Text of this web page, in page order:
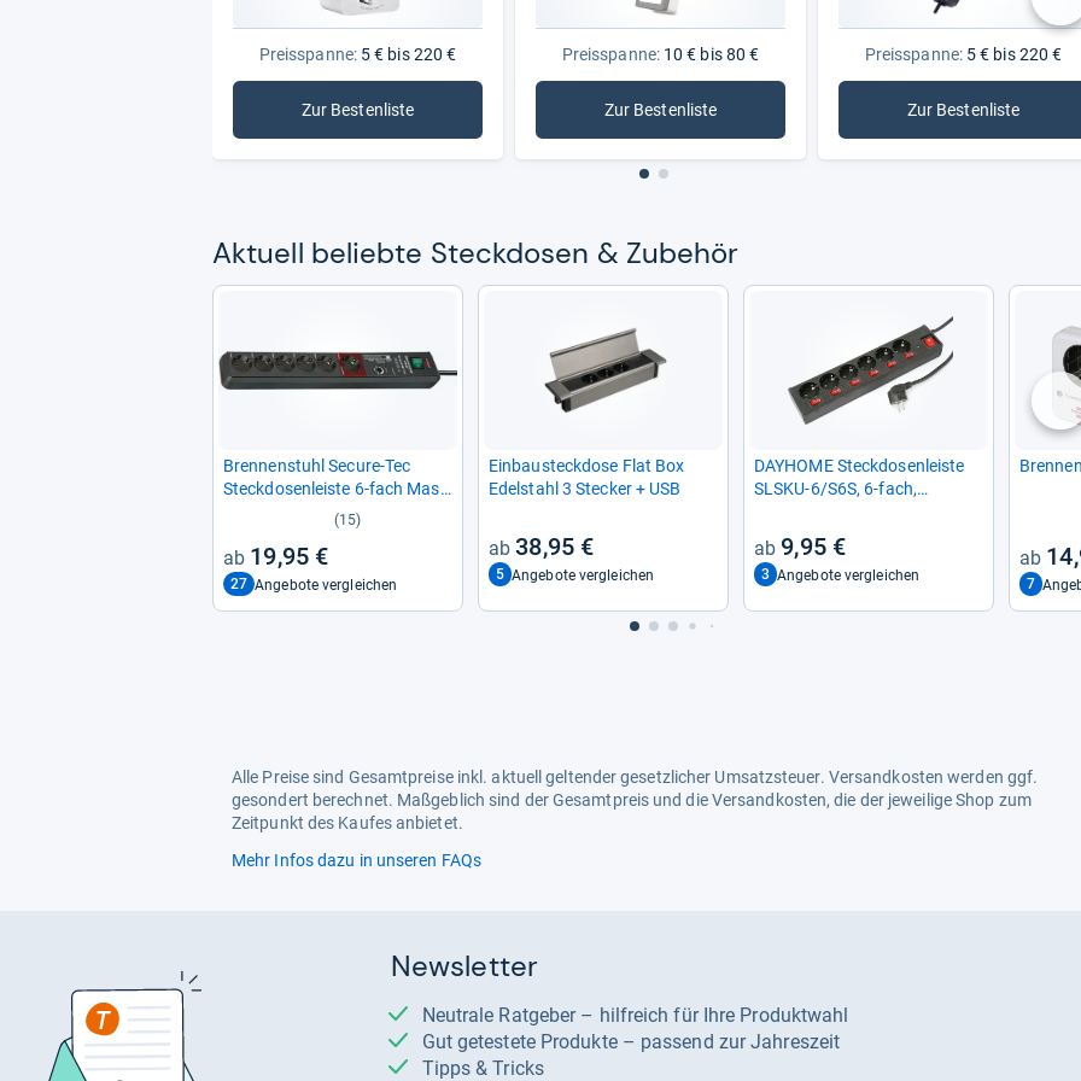
Preisspanne:5 € bis 220 €
Zur Bestenliste: Steckdosen & Zubehör
Preisspanne:10 € bis 80 €
Zur Bestenliste: Smarte Steckdosen
Preisspanne:5 € bis 220 €
Zur Bestenliste
:
Aktu­ell beliebte Steck­do­sen & Zube­hör
Bren­nen­stuhl Secure-​Tec
Steck­do­sen­leiste 6-​fach Mas­
(15)
19,95 €
27 Angebote vergleichen
Ein­bau­steck­dose Flat Box
Edel­stahl 3 Ste­cker + USB
38,95 €
5 Angebote vergleichen
DAY­HOME Steck­do­sen­leiste
SLSKU-​6/S6S, 6-​fach,
9,95 €
3 Angebote vergleichen
7
Alle Preise sind Gesamtpreise inkl. aktuell geltender gesetzlicher Umsatzsteuer. Versandkosten werden ggf.
gesondert berechnet. Maßgeblich sind der Gesamtpreis und die Versandkosten, die der jeweilige Shop zum
Zeitpunkt des Kaufes anbietet.
Mehr Infos dazu in unseren FAQs
Newsletter
Neutrale Ratgeber – hilfreich für Ihre Produktwahl
Gut getestete Produkte – passend zur Jahreszeit
Tipps & Tricks